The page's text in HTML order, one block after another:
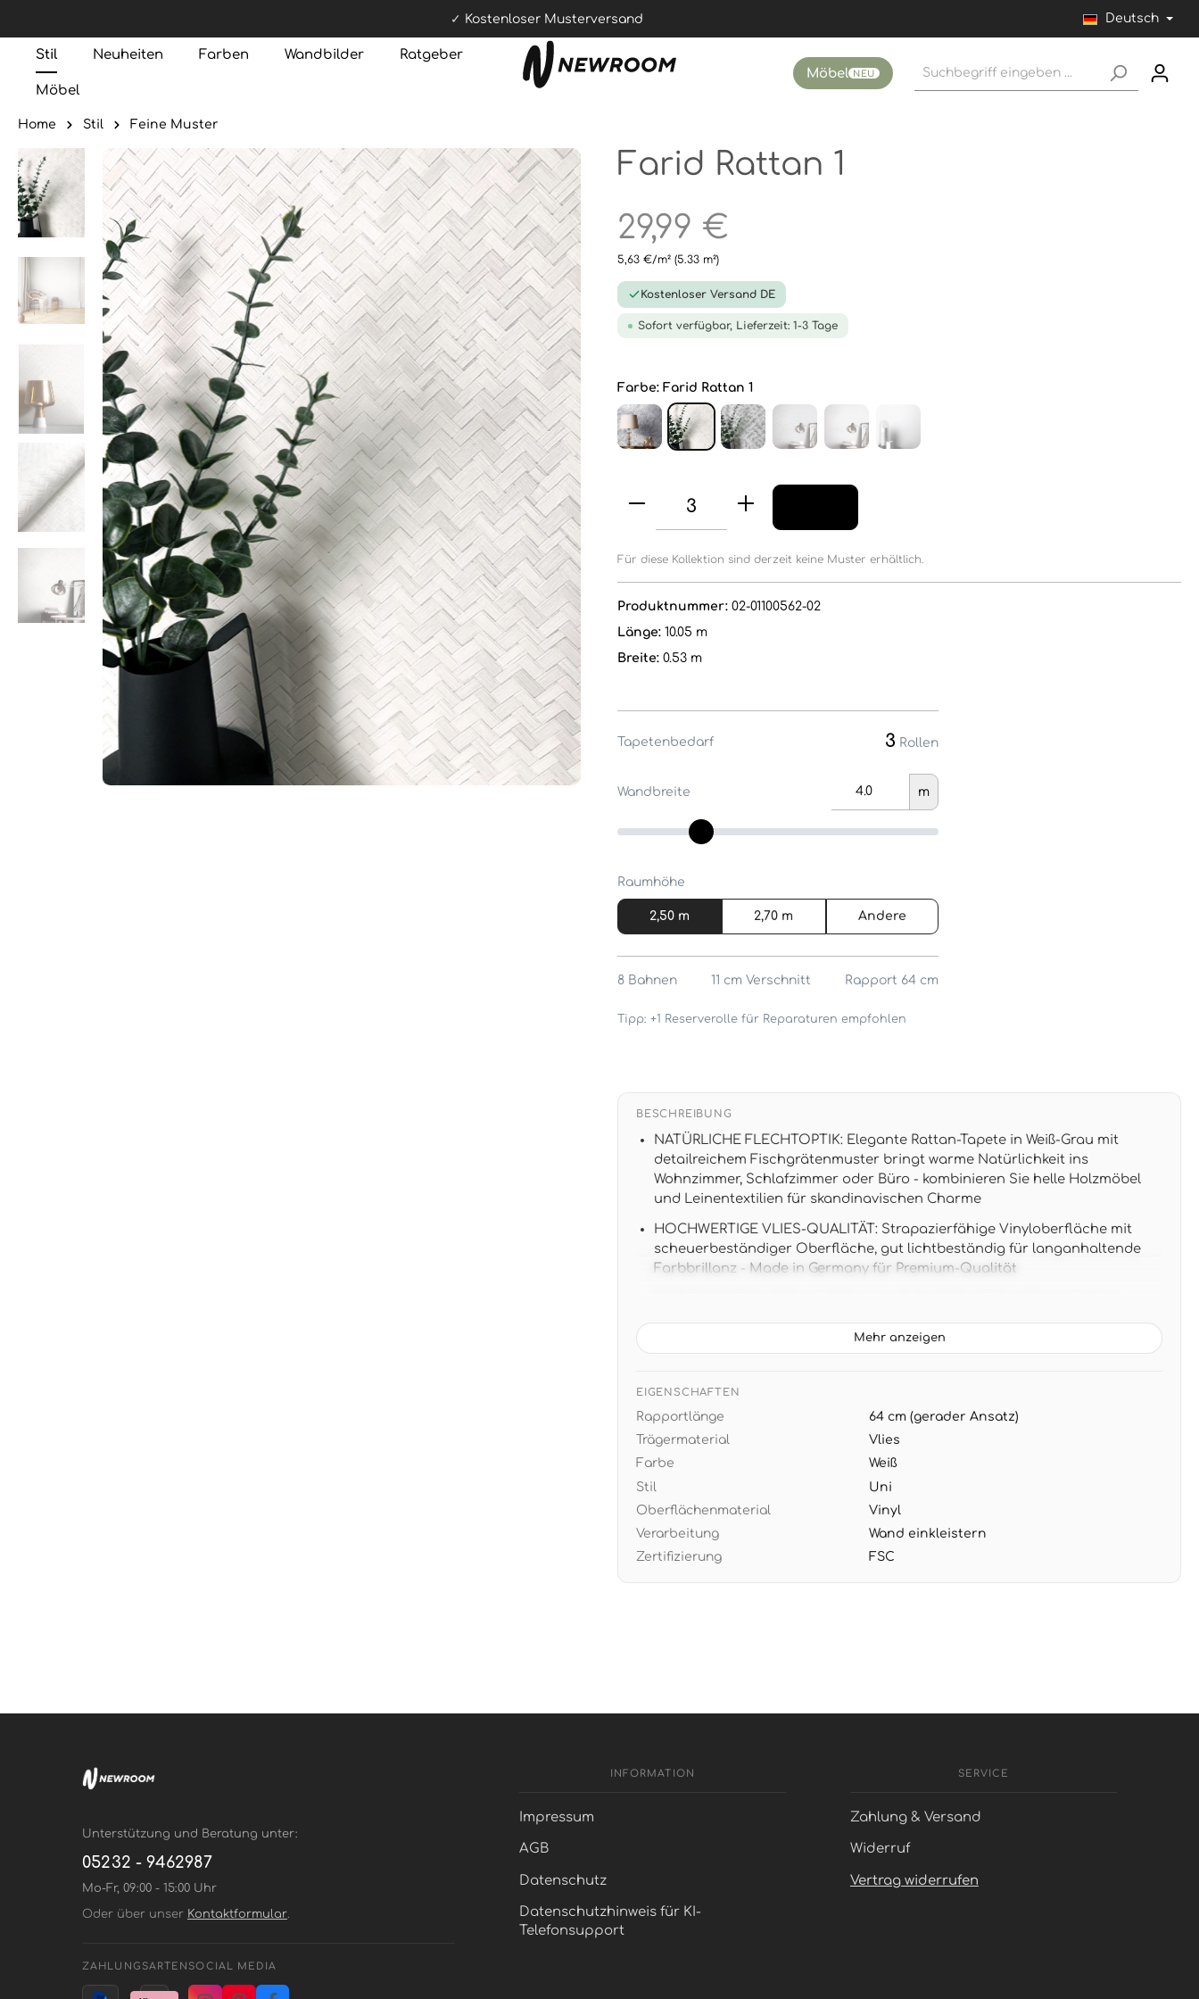
Kostenloser Musterversand Deutsch
Stil Neuheiten Farben Wandbilder Ratgeber
Möbel
Möbel NEU
Home Stil Feine Muster
Farid Rattan 1
29,99 €
5,63 €/m² (5.33 m²)
Kostenloser Versand DE
Sofort verfügbar, Lieferzeit: 1-3 Tage
Farbe: Farid Rattan 1
Für diese Kollektion sind derzeit keine Muster erhältlich.
Produktnummer: 02-01100562-02
Länge: 10.05 m
Breite: 0.53 m
Tapetenbedarf 3 Rollen
Wandbreite m
Raumhöhe
2,50 m 2,70 m Andere
8 Bahnen 11 cm Verschnitt Rapport 64 cm
Tipp: +1 Reserverolle für Reparaturen empfohlen
BESCHREIBUNG
NATÜRLICHE FLECHTOPTIK: Elegante Rattan-Tapete in Weiß-Grau mit
detailreichem Fischgrätenmuster bringt warme Natürlichkeit ins
Wohnzimmer, Schlafzimmer oder Büro - kombinieren Sie helle Holzmöbel
und Leinentextilien für skandinavischen Charme
HOCHWERTIGE VLIES-QUALITÄT: Strapazierfähige Vinyloberfläche mit
scheuerbeständiger Oberfläche, gut lichtbeständig für langanhaltende
Farbbrillanz - Made in Germany für Premium-Qualität
LANDHAUS-DESIGN: Zeitlose Flechtstruktur in sanften Weißtönen mit
Erdtönen - ideal für gemütliche Wohnambiente
EINFACHE VERARBEITUNG: Wand einkleistern, Tapete trocken aufbringen -
restlos trocken abziehbar für problemlose Renovierung ohne Rückstände
Mehr anzeigen
EIGENSCHAFTEN
Rapportlänge
64 cm (gerader Ansatz)
Trägermaterial
Vlies
Farbe
Weiß
Stil
Uni
Oberflächenmaterial
Vinyl
Verarbeitung
Wand einkleistern
Zertifizierung
FSC
Unterstützung und Beratung unter:
05232 - 9462987
Mo-Fr, 09:00 - 15:00 Uhr
Oder über unser Kontaktformular.
ZAHLUNGSARTEN SOCIAL MEDIA
INFORMATION
Impressum
AGB
Datenschutz
Datenschutzhinweis für KI-
Telefonsupport
SERVICE
Zahlung & Versand
Widerruf
Vertrag widerrufen